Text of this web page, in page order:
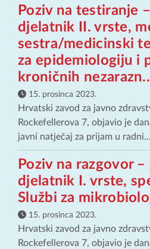
Poziv na testiranje
djelatnik II. vrste,
sestra/medicinski
za epidemiologiju i
kroničnih
15. prosinca 2023.
Hrvatski zavod za javno
Rockefellerova 7, objavio je
javni natječaj za prijam u radni...
Poziv na razgovor
djelatnik I. vrste,
Službi za
15. prosinca 2023.
Hrvatski zavod za javno
Rockefellerova 7, objavio je